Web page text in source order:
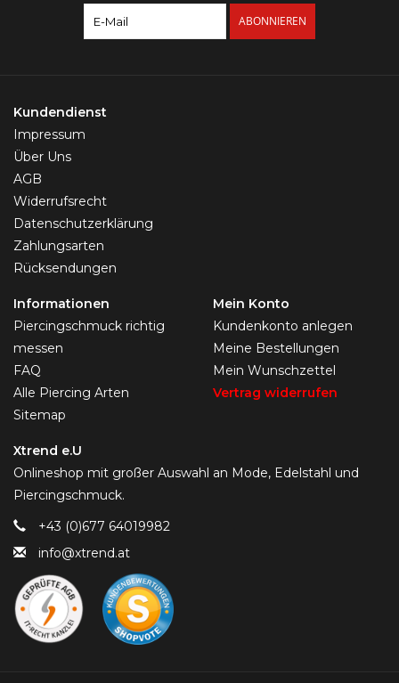
ABONNIEREN
Kundendienst
Impressum
Über Uns
AGB
Widerrufsrecht
Datenschutzerklärung
Zahlungsarten
Rücksendungen
Informationen
Piercingschmuck richtig
messen
FAQ
Alle Piercing Arten
Sitemap
Mein Konto
Kundenkonto anlegen
Meine Bestellungen
Mein Wunschzettel
Vertrag widerrufen
Xtrend e.U
Onlineshop mit großer Auswahl an Mode, Edelstahl und
Piercingschmuck.
+43 (0)677 64019982
info@xtrend.at